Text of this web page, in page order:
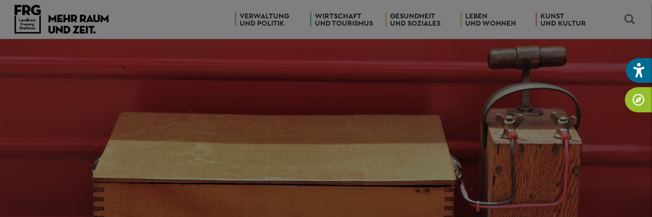
VERWALTUNG
UND POLITIK
WIRTSCHAFT
UND TOURISMUS
GESUNDHEIT
UND SOZIALES
LEBEN
UND WOHNEN
KUNST
UND KULTUR